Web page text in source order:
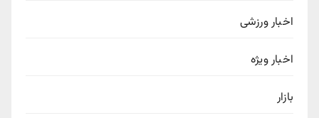
اخبار ورزشی
اخبار ویژه
بازار